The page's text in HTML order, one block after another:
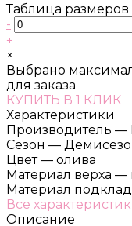
Таблица размеров
-
+
×
Выбрано
для заказа
КУПИТЬ В 1 КЛИК
Характеристики
Производитель —
Сезон —
Цвет — олива
Материал верха —
Материал
Все
Описание